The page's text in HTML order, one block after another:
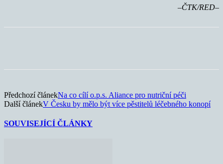
–ČTK/RED–
Předchozí článekNa co cílí o.p.s. Aliance pro nutriční péči
Další článekV Česku by mělo být více pěstitelů léčebného konopí
SOUVISEJÍCÍ ČLÁNKY